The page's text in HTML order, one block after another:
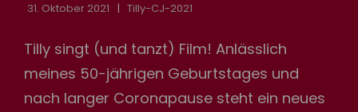
31. Oktober 2021 Tilly-CJ-2021
Tilly singt (und tanzt) Film! Anlässlich
meines 50-jährigen Geburtstages und
nach langer Coronapause steht ein neues